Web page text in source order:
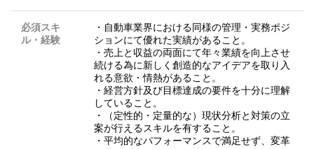
必須スキ
ル・経験
・自動車業界における同様の管理・実務ポジ
ションにて優れた実績があること。
・売上と収益の両面にて年々業績を向上させ
続ける為に新しく創造的なアイデアを取り入
れる意欲・情熱があること。
・経営方針及び目標達成の要件を十分に理解
していること。
・（定性的・定量的な）現状分析と対策の立
案が行えるスキルを有すること。
・平均的なパフォーマンスで満足せず、変革